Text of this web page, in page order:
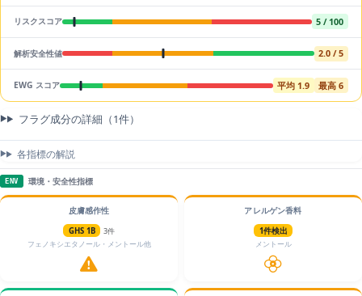
リスクスコア 5 / 100
解析安全性値 2.0 / 5
EWG スコア 平均 1.9 最高 6
フラグ成分の詳細（1件）
各指標の解説
ENV 環境・安全性指標
皮膚感作性
GHS 1B
3件
フェノキシエタノール・メントール他
アレルゲン香料
1件検出
メントール